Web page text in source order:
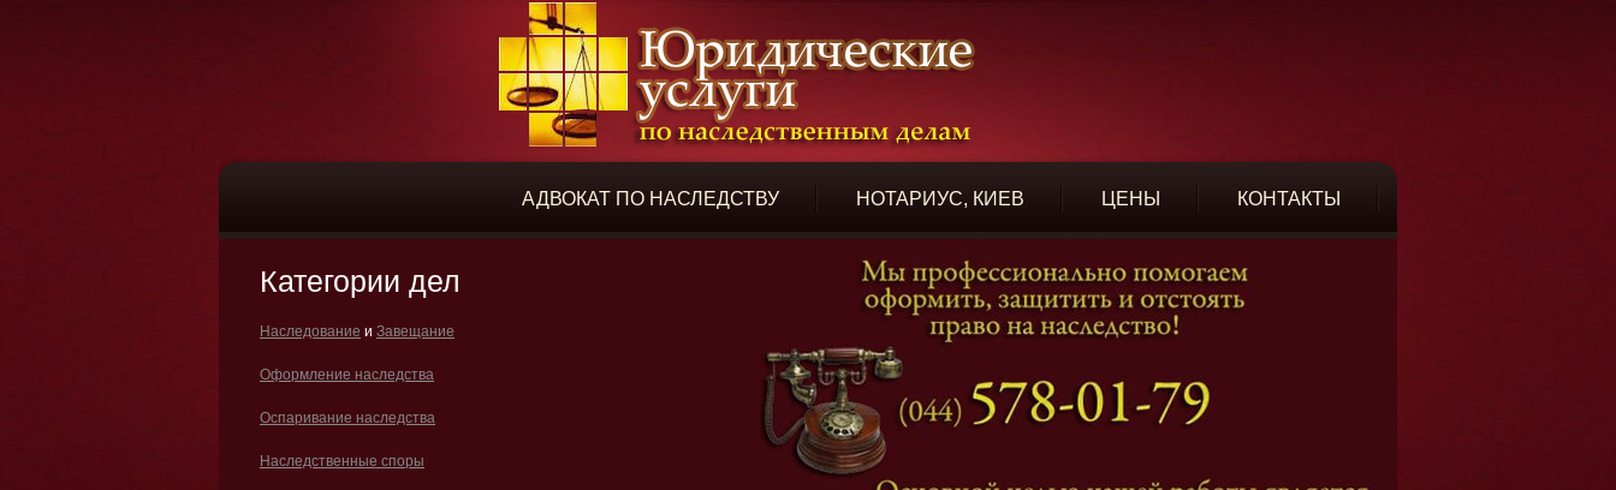
АДВОКАТ ПО НАСЛЕДСТВУ НОТАРИУС, КИЕВ ЦЕНЫ КОНТАКТЫ
Категории дел
Наследование и Завещание
Оформление наследства
Оспаривание наследства
Наследственные споры